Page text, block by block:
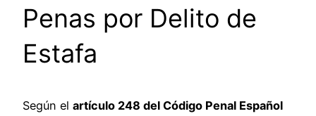
Penas por Delito de
Estafa
Según el artículo 248 del Código Penal Español